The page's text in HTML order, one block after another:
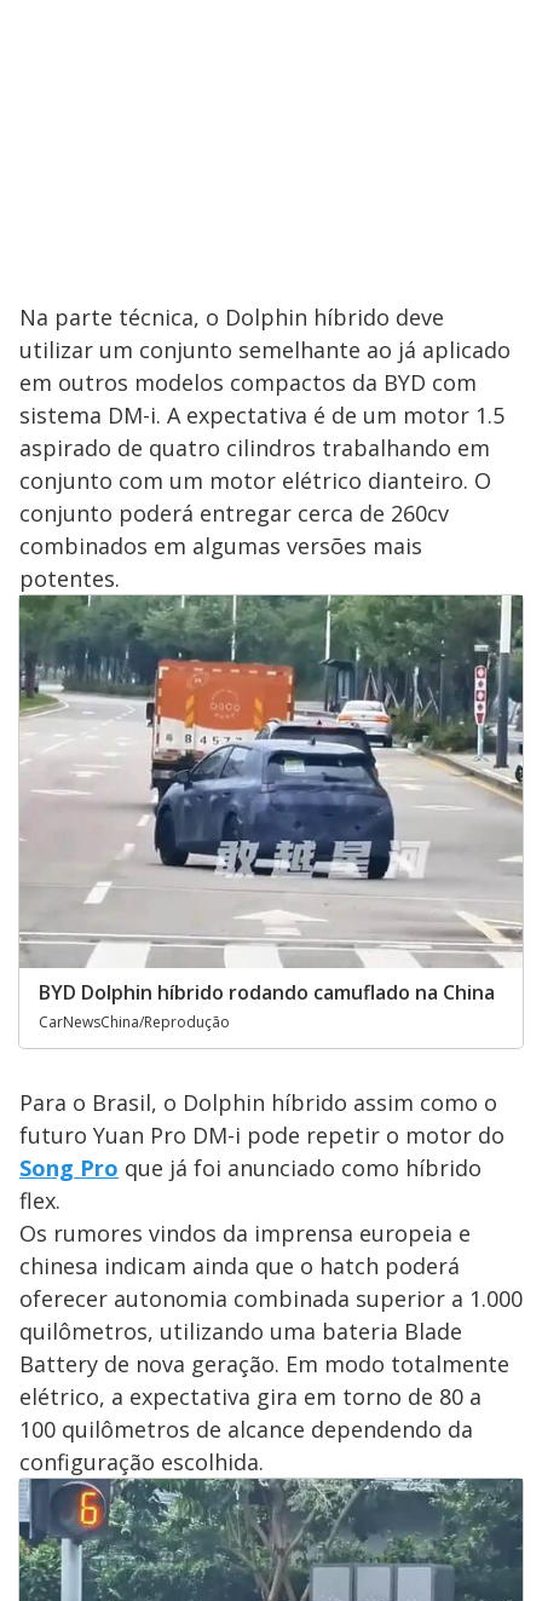
Na parte técnica, o Dolphin híbrido deve
utilizar um conjunto semelhante ao já aplicado
em outros modelos compactos da BYD com
sistema DM-i. A expectativa é de um motor 1.5
aspirado de quatro cilindros trabalhando em
conjunto com um motor elétrico dianteiro. O
conjunto poderá entregar cerca de 260cv
combinados em algumas versões mais
potentes.
BYD Dolphin híbrido rodando camuflado na China
CarNewsChina/Reprodução
Para o Brasil, o Dolphin híbrido assim como o
futuro Yuan Pro DM-i pode repetir o motor do
Song Pro que já foi anunciado como híbrido
flex.
Os rumores vindos da imprensa europeia e
chinesa indicam ainda que o hatch poderá
oferecer autonomia combinada superior a 1.000
quilômetros, utilizando uma bateria Blade
Battery de nova geração. Em modo totalmente
elétrico, a expectativa gira em torno de 80 a
100 quilômetros de alcance dependendo da
configuração escolhida.